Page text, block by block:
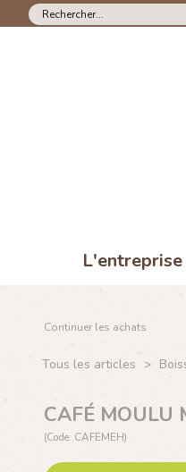
L'entreprise
Continuer les achats
Tous les articles >
CAFÉ MOULU
(Code: CAFEMEH)